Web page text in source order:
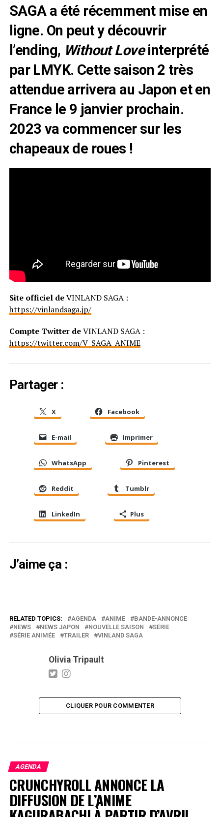
SAGA a été récemment mise en
ligne. On peut y découvrir
l’ending, Without Loveinterprété
par LMYK. Cette saison 2 très
attendue arrivera au Japon et en
France le 9 janvier prochain.
2023 va commencer sur les
chapeaux de roues !
Site officiel deVINLAND SAGA :
https://vinlandsaga.jp/
Compte Twitter deVINLAND SAGA :
https://twitter.com/V_SAGA_ANIME
Partager :
X Facebook
E-mail Imprimer
WhatsApp Pinterest
Reddit Tumblr
LinkedIn Plus
J’aime ça :
RELATED TOPICS: AGENDA ANIME
BANDE-ANNONCE
NEWS
NEWS JAPON NOUVELLE SAISON
SÉRIE
SÉRIE ANIMÉE
TRAILER VINLAND SAGA
Olivia Tripault
CLIQUER POUR COMMENTER
AGENDA
CRUNCHYROLL ANNONCE LA
DIFFUSION DE L’ANIME